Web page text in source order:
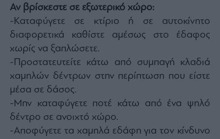
Αν βρίσκεστε σε εξωτερικό χώρο:
-Καταφύγετε σε κτίριο ή σε αυτοκίνητο
διαφορετικά καθίστε αμέσως στο έδαφος
χωρίς να ξαπλώσετε.
-Προστατευτείτε κάτω από συμπαγή κλαδιά
χαμηλών δέντρων στην περίπτωση που είστε
μέσα σε δάσος.
-Μην καταφύγετε ποτέ κάτω από ένα ψηλό
δέντρο σε ανοιχτό χώρο.
-Αποφύγετε τα χαμηλά εδάφη για τον κίνδυνο